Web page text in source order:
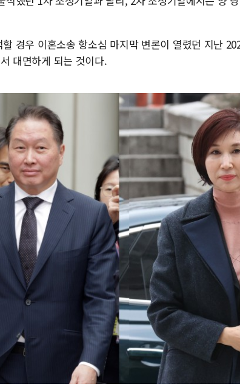
경우 이혼소송 항소심 마지막 변론이 열렸던 지난
대면하게 되는 것이다.